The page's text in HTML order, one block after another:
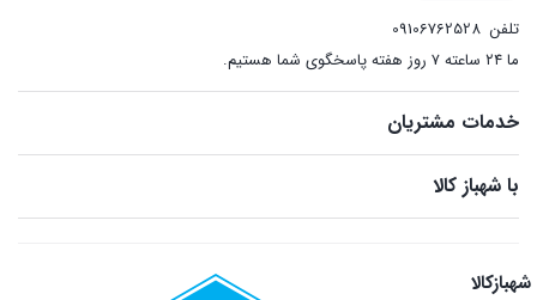
تلفن 09106762528
ما ۲۴ ساعته ۷ روز هفته پاسخگوی شما هستیم.
خدمات مشتریان
با شهباز کالا
شهبازکالا